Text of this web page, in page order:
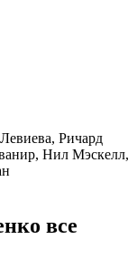
Ричард
Нил Мэскелл,
все